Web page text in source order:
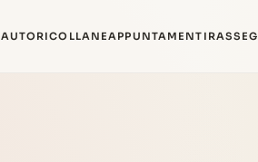
AUTORICOLLANEAPPUNTAMENTI